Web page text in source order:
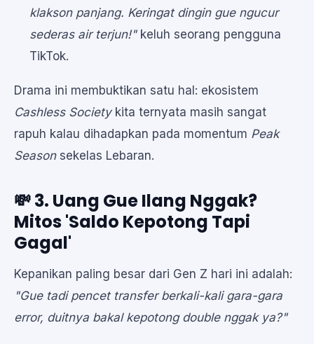
klakson panjang. Keringat dingin gue ngucur
sederas air terjun!"keluh seorang pengguna
TikTok.
Drama ini membuktikan satu hal: ekosistem
Cashless Societykita ternyata masih sangat
rapuh kalau dihadapkan pada momentum Peak
Seasonsekelas Lebaran.
💸 3. Uang Gue Ilang Nggak?
Mitos 'Saldo Kepotong Tapi
Gagal'
Kepanikan paling besar dari Gen Z hari ini adalah:
"Gue tadi pencet transfer berkali-kali gara-gara
error, duitnya bakal kepotong doublenggak ya?"